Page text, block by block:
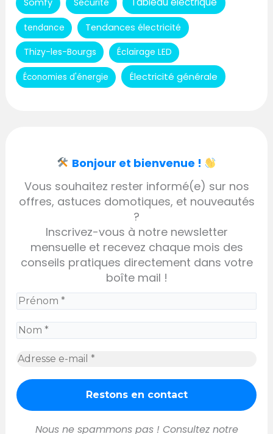
Somfy Sécurité
tendance Tendances électricité
Thizy-les-Bourgs Éclairage LED
Économies d'énergie Électricité générale
Bonjour et bienvenue !
Vous souhaitez rester informé(e) sur nos
offres, astuces domotiques, et nouveautés
?
Inscrivez-vous à notre newsletter
mensuelle et recevez chaque mois des
conseils pratiques directement dans votre
boîte mail !
Nous ne spammons pas ! Consultez notre